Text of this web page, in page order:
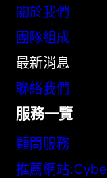
關於我們
團隊組成
最新消息
聯絡我們
服務一覽
顧問服務
推薦網站